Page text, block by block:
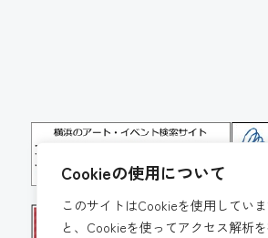
Cookieの使用について
このサイトはCookieを使用してい
と、Cookieを使ってアクセス解析